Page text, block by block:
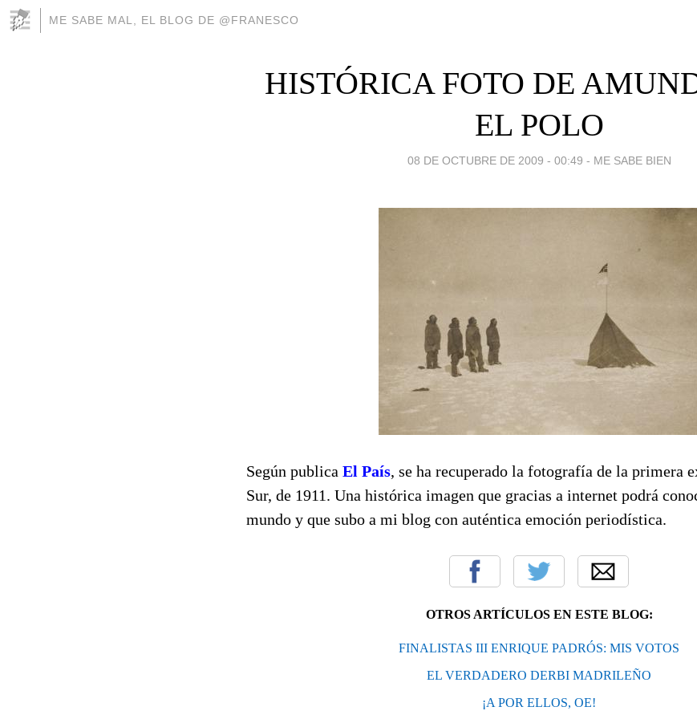
ME SABE MAL, EL BLOG DE @FRANESCO
HISTÓRICA FOTO DE
EL POLO
08 DE OCTUBRE DE 2009 - 00:49 - ME SABE BIEN
Según publica El País, se ha recuperado la fotografía de la primera
Sur, de 1911. Una histórica imagen que gracias a internet podrá
mundo y que subo a mi blog con auténtica emoción periodística.
OTROS ARTÍCULOS EN ESTE BLOG:
FINALISTAS III ENRIQUE PADRÓS: MIS VOTOS
EL VERDADERO DERBI MADRILEÑO
¡A POR ELLOS, OE!